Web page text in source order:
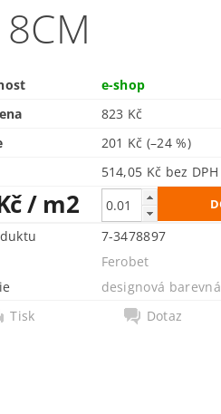
e-shop
823 Kč
201 Kč (–24 %)
514,05 Kč bez DPH
/ m2
7-3478897
Ferobet
designová barevná
Tisk
Dotaz